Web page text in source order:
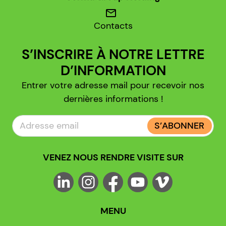
mail
Contacts
S’INSCRIRE À NOTRE LETTRE
D’INFORMATION
Entrer votre adresse mail pour recevoir nos
dernières informations !
S’ABONNER
VENEZ NOUS RENDRE VISITE SUR
MENU